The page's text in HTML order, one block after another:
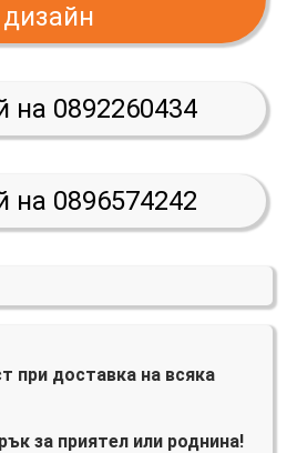
дизайн
на 0892260434
на 0896574242
при доставка на всяка
за приятел или роднина!